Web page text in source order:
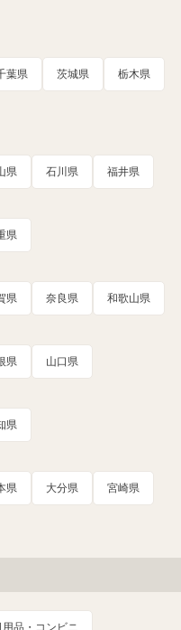
葉県 茨城県 栃木県
県 石川県 福井県
県
県 奈良県 和歌山県
県 山口県
県
県 大分県 宮崎県
品・コンビニ